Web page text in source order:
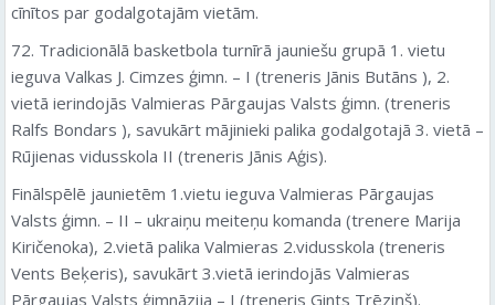
cīnītos par godalgotajām vietām.
72. Tradicionālā basketbola turnīrā jauniešu grupā 1. vietu
ieguva Valkas J. Cimzes ģimn. – I (treneris Jānis Butāns ), 2.
vietā ierindojās Valmieras Pārgaujas Valsts ģimn. (treneris
Ralfs Bondars ), savukārt mājinieki palika godalgotajā 3. vietā –
Rūjienas vidusskola II (treneris Jānis Aģis).
Finālspēlē jaunietēm 1.vietu ieguva Valmieras Pārgaujas
Valsts ģimn. – II – ukraiņu meiteņu komanda (trenere Marija
Kiričenoka), 2.vietā palika Valmieras 2.vidusskola (treneris
Vents Beķeris), savukārt 3.vietā ierindojās Valmieras
Pārgaujas Valsts ģimnāzija – I (treneris Gints Trēziņš).